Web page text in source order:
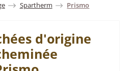
Spartherm Prismo
d'origine